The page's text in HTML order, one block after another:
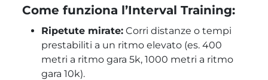
Come funziona l’Interval Training:
Ripetute mirate: Corri distanze o tempi
prestabiliti a un ritmo elevato (es. 400
metri a ritmo gara 5k, 1000 metri a ritmo
gara 10k).